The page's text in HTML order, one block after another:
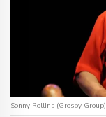
Sonny Rollins (Grosby Group)